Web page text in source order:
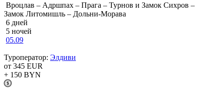
Вроцлав – Адршпах – Прага – Турнов и Замок Сихров –
Замок Литомишль – Дольни-Морава
6 дней
5 ночей
05.09
Туроператор: Элдиви
от 345 EUR
+ 150 BYN